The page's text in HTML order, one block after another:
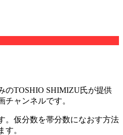
のTOSHIO SHIMIZU氏が提供
チャンネルです。
。仮分数を帯分数になおす方法
す。